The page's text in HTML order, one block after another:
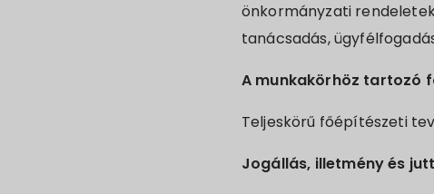
önkormányzati
tanácsadás,
A munkakörhöz tartozó
Teljeskörű főépítészeti
Jogállás, illetmény és